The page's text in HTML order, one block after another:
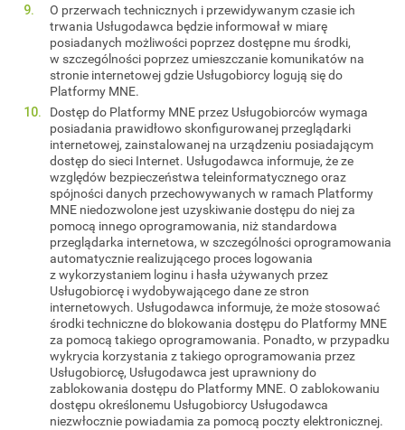
O przerwach technicznych i przewidywanym czasie ich
trwania Usługodawca będzie informował w miarę
posiadanych możliwości poprzez dostępne mu środki,
w szczególności poprzez umieszczanie komunikatów na
stronie internetowej gdzie Usługobiorcy logują się do
Platformy MNE.
Dostęp do Platformy MNE przez Usługobiorców wymaga
posiadania prawidłowo skonfigurowanej przeglądarki
internetowej, zainstalowanej na urządzeniu posiadającym
dostęp do sieci Internet. Usługodawca informuje, że ze
względów bezpieczeństwa teleinformatycznego oraz
spójności danych przechowywanych w ramach Platformy
MNE niedozwolone jest uzyskiwanie dostępu do niej za
pomocą innego oprogramowania, niż standardowa
przeglądarka internetowa, w szczególności oprogramowania
automatycznie realizującego proces logowania
z wykorzystaniem loginu i hasła używanych przez
Usługobiorcę i wydobywającego dane ze stron
internetowych. Usługodawca informuje, że może stosować
środki techniczne do blokowania dostępu do Platformy MNE
za pomocą takiego oprogramowania. Ponadto, w przypadku
wykrycia korzystania z takiego oprogramowania przez
Usługobiorcę, Usługodawca jest uprawniony do
zablokowania dostępu do Platformy MNE. O zablokowaniu
dostępu określonemu Usługobiorcy Usługodawca
niezwłocznie powiadamia za pomocą poczty elektronicznej.